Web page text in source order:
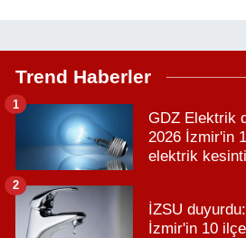
Trend Haberler
GDZ Elektrik
2026 İzmir'in
elektrik
1
İZSU
İzmir'in 10
2